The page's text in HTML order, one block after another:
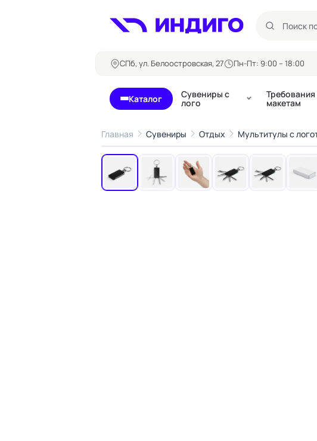
СПб, ул. Белоостровская, 27 Пн-Пт: 9:00 – 18:00
Каталог
Бланки и формуляры
Блокноты
Бейджи
Билеты, купоны
Буклеты
Сувениры с
лого
Требования
макетам
Главная Сувениры Отдых Мультитулы с
‹